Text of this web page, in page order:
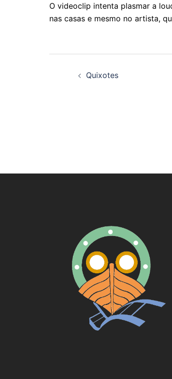
O videoclip intenta plasmar a
nas casas e mesmo no artista,
Quixotes